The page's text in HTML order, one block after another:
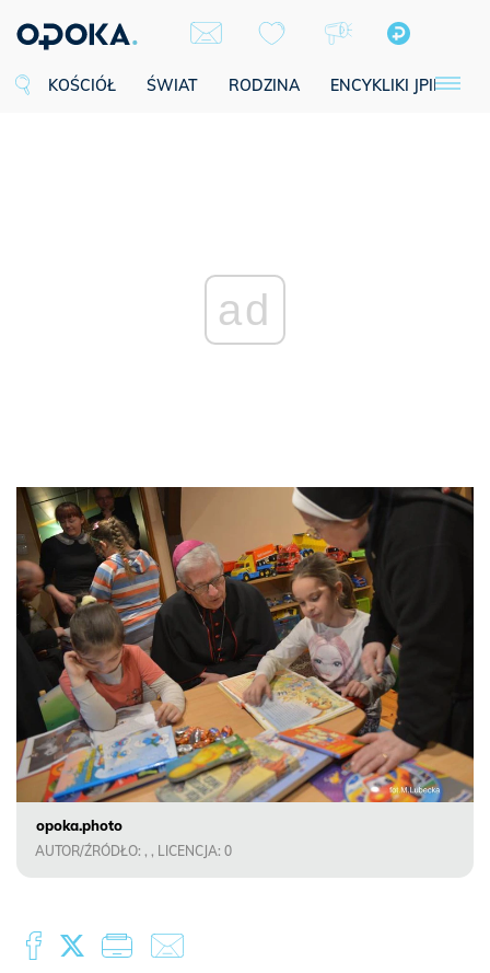
KOŚCIÓŁ ŚWIAT RODZINA ENCYKLIKI JPII
ad
opoka.photo
AUTOR/ŹRÓDŁO: , , LICENCJA: 0